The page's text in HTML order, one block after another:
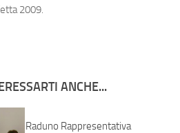
2009.
ANCHE...
Raduno Rappresentativa